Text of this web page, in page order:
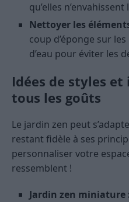
qu’elles n’envahissent
Nettoyer les
coup d’éponge sur
d’eau pour éviter les
Idées de styles
tous les goûts
Le jardin zen peut
restant fidèle à ses
personnaliser votre
ressemblent !
Jardin zen miniature